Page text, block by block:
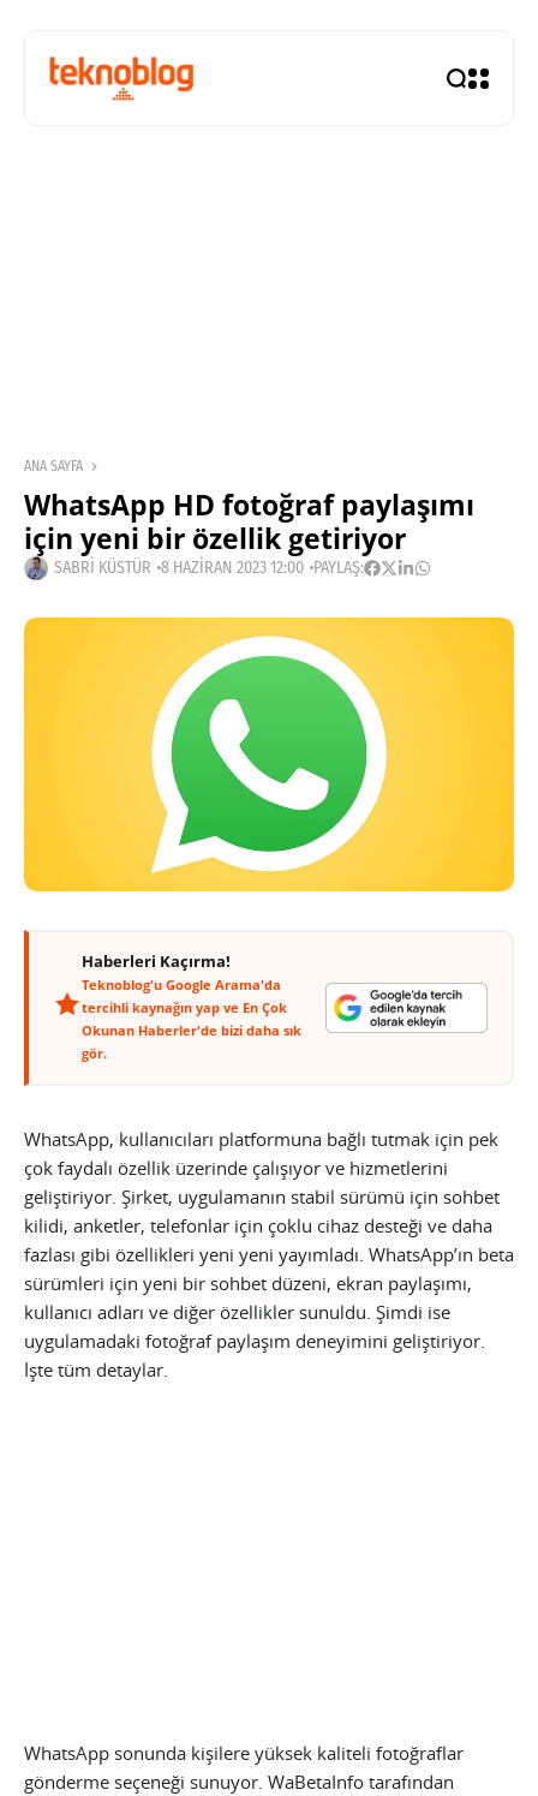
ANA SAYFA
WhatsApp HD fotoğraf paylaşımı
için yeni bir özellik getiriyor
SABRI KÜSTÜR 8 HAZIRAN 2023 12:00 PAYLAŞ:
Haberleri Kaçırma!
Teknoblog'u Google Arama'da
tercihli kaynağın yap ve En Çok
Okunan Haberler'de bizi daha sık
gör.
WhatsApp, kullanıcıları platformuna bağlı tutmak için pek
çok faydalı özellik üzerinde çalışıyor ve hizmetlerini
geliştiriyor. Şirket, uygulamanın stabil sürümü için sohbet
kilidi, anketler, telefonlar için çoklu cihaz desteği ve daha
fazlası gibi özellikleri yeni yeni yayımladı. WhatsApp’ın beta
sürümleri için yeni bir sohbet düzeni, ekran paylaşımı,
kullanıcı adları ve diğer özellikler sunuldu. Şimdi ise
uygulamadaki fotoğraf paylaşım deneyimini geliştiriyor.
İşte tüm detaylar.
WhatsApp sonunda kişilere yüksek kaliteli fotoğraflar
gönderme seçeneği sunuyor. WaBetaInfo tarafından